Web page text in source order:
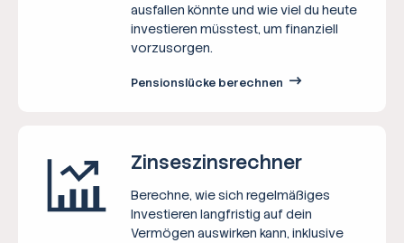
ausfallen könnte und wie viel du heute
investieren müsstest, um finanziell
vorzusorgen.
Pensionslücke berechnen
Zinseszins­rechner
Berechne, wie sich regelmäßiges
Investieren langfristig auf dein
Vermögen auswirken kann, inklusive